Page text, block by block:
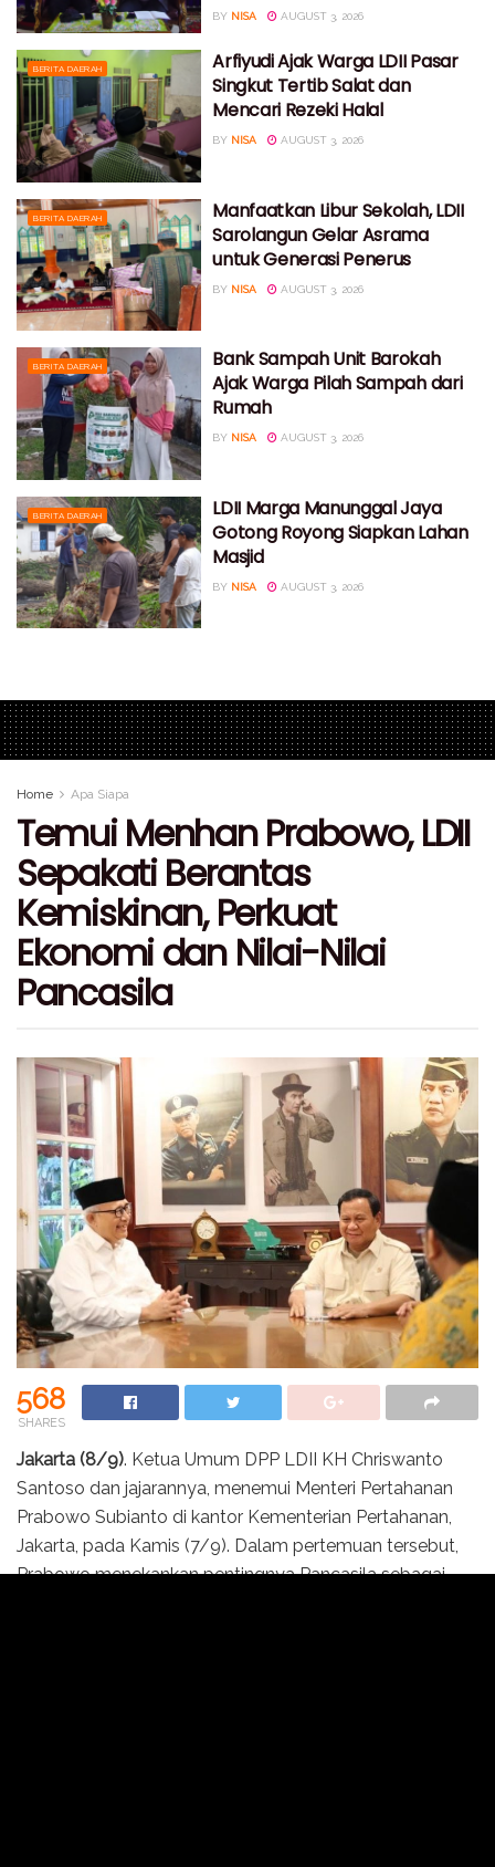
BY NISA AUGUST 3, 2026
BERITA DAERAH
Arfiyudi Ajak Warga LDII Pasar
Singkut Tertib Salat dan
Mencari Rezeki Halal
BY NISA AUGUST 3, 2026
BERITA DAERAH
Manfaatkan Libur Sekolah, LDII
Sarolangun Gelar Asrama
untuk Generasi Penerus
BY NISA AUGUST 3, 2026
BERITA DAERAH
Bank Sampah Unit Barokah
Ajak Warga Pilah Sampah dari
Rumah
BY NISA AUGUST 3, 2026
BERITA DAERAH
LDII Marga Manunggal Jaya
Gotong Royong Siapkan Lahan
Masjid
BY NISA AUGUST 3, 2026
Home Apa Siapa
Temui Menhan Prabowo, LDII
Sepakati Berantas
Kemiskinan, Perkuat
Ekonomi dan Nilai-Nilai
Pancasila
568
SHARES
Jakarta (8/9). Ketua Umum DPP LDII KH Chriswanto
Santoso dan jajarannya, menemui Menteri Pertahanan
Prabowo Subianto di kantor Kementerian Pertahanan,
Jakarta, pada Kamis (7/9). Dalam pertemuan tersebut,
Prabowo menekankan pentingnya Pancasila sebagai